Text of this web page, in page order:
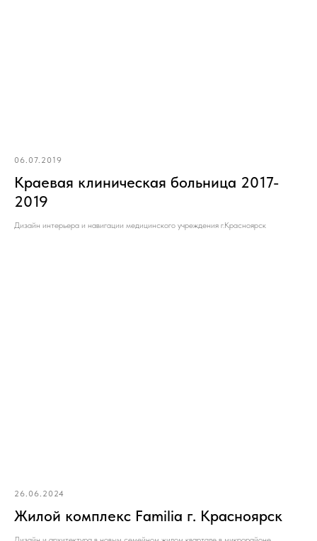
06.07.2019
Краевая клиническая больница 2017-
2019
Дизайн интерьера и навигации медицинского учреждения г.Красноярск
26.06.2024
Жилой комплекс Familia г. Красноярск